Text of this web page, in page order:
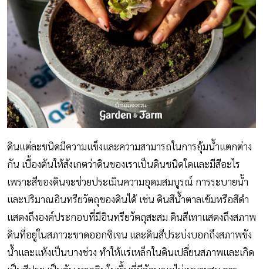
ดินแต่ละชนิดมีความแข็งและความสามารถในการอุ้มน้ำแตกต่าง
กัน เบื้องต้นให้สังเกตว่าดินของเราเป็นดินชนิดใดและมีสีอะไร
เพราะสีของดินจะช่วยประเมินความอุดมสมบูรณ์ การระบายน้ำ
และปริมาณอินทรียวัตถุของดินได้ เช่น ดินสีน้ำตาลเข้มหรือสีดำ
แสดงถึงองค์ประกอบที่มีอินทรียวัตถุสะสม ดินสีเทาแสดงถึงสภาพ
ดินที่อยู่ในสภาวะขาดออกซิเจน และดินสีประบ่งบอกถึงสภาพขัง
น้ำและแห้งเป็นบางช่วง ทำให้แร่เหล็กในดินเปลี่ยนสภาพและเกิด